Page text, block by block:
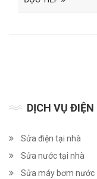
DỊCH VỤ ĐIỆN
Sửa điện tại nhà
Sửa nước tại nhà
Sửa máy bơm nước